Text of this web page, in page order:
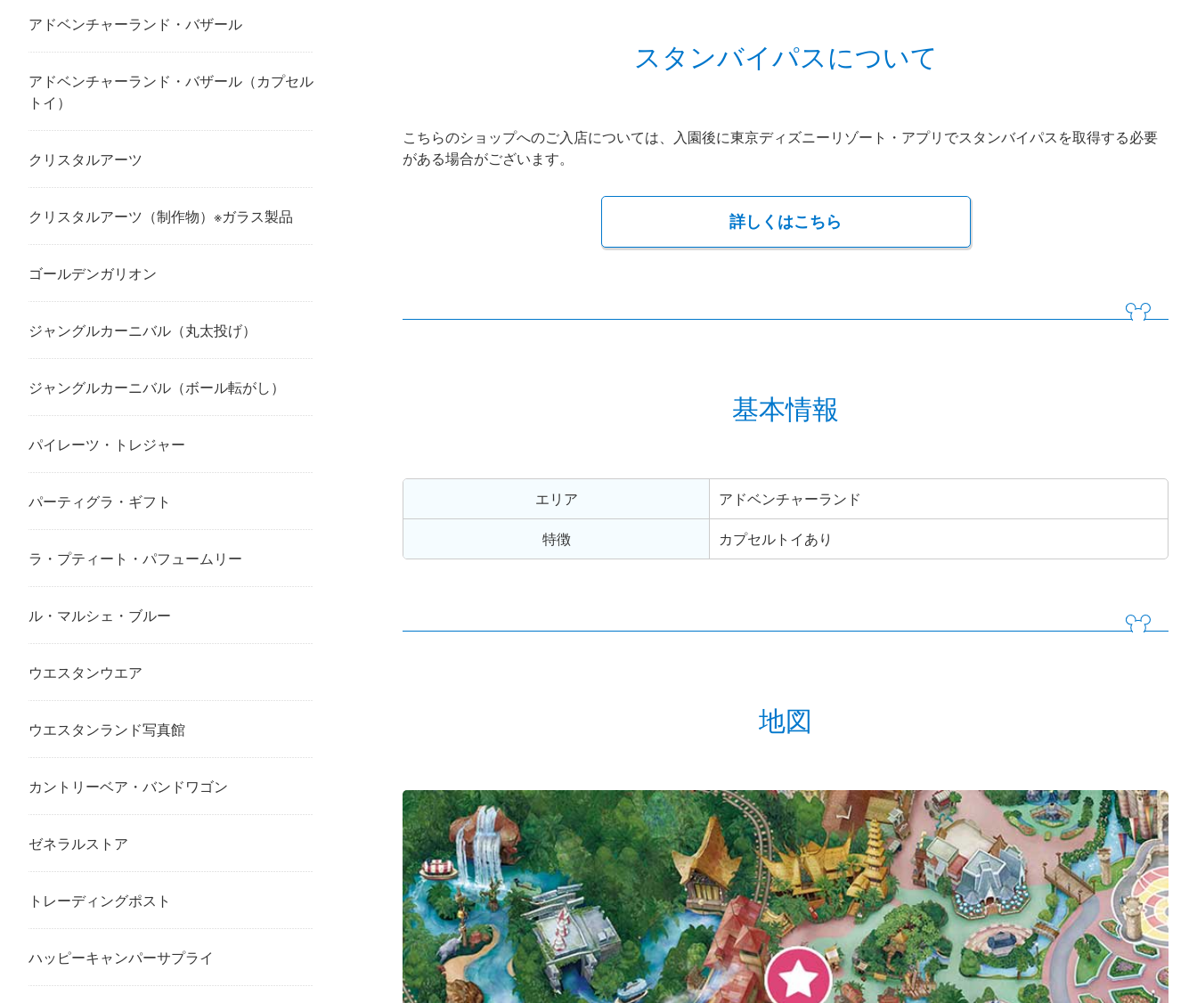
スタンバイパスについて
こちらのショップへのご入店については、入園後に東京ディズニーリゾート・アプリでスタンバイパスを取得する必要
がある場合がございます。
詳しくはこちら
基本情報
エリア
アドベンチャーランド
特徴
カプセルトイあり
地図
アドベンチャーランド・バザール
アドベンチャーランド・バザール（カプセル
トイ）
クリスタルアーツ
クリスタルアーツ（制作物）※ガラス製品
ゴールデンガリオン
ジャングルカーニバル（丸太投げ）
ジャングルカーニバル（ボール転がし）
パイレーツ・トレジャー
パーティグラ・ギフト
ラ・プティート・パフュームリー
ル・マルシェ・ブルー
ウエスタンウエア
ウエスタンランド写真館
カントリーベア・バンドワゴン
ゼネラルストア
トレーディングポスト
ハッピーキャンパーサプライ